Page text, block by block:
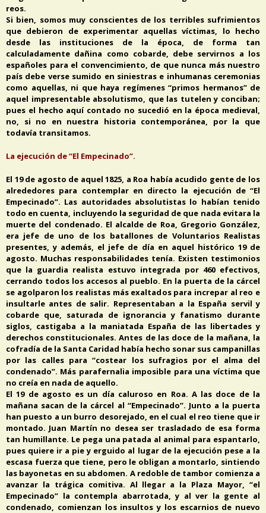
reos.
Si bien, somos muy conscientes de los terribles sufrimientos
que debieron de experimentar aquellas víctimas, lo hecho
desde las instituciones de la época, de forma tan
calculadamente dañina como cobarde, debe servirnos a los
españoles para el convencimiento, de que nunca más nuestro
país debe verse sumido en siniestras e inhumanas ceremonias
como aquellas, ni que haya regímenes “primos hermanos” de
aquel impresentable absolutismo, que las tutelen y conciban;
pues el hecho aquí contado no sucedió en la época medieval,
no, si no en nuestra historia contemporánea, por la que
todavía transitamos.
La ejecución de “El Empecinado”.
El 19 de agosto de aquel 1825, a Roa había acudido gente de los
alrededores para contemplar en directo la ejecución de “El
Empecinado”. Las autoridades absolutistas lo habían tenido
todo en cuenta, incluyendo la seguridad de que nada evitara la
muerte del condenado. El alcalde de Roa, Gregorio González,
era jefe de uno de los batallones de Voluntarios Realistas
presentes, y además, el jefe de día en aquel histórico 19 de
agosto. Muchas responsabilidades tenía. Existen testimonios
que la guardia realista estuvo integrada por 460 efectivos,
cerrando todos los accesos al pueblo. En la puerta de la cárcel
se agolparon los realistas más exaltados para increpar al reo e
insultarle antes de salir. Representaban a la España servil y
cobarde que, saturada de ignorancia y fanatismo durante
siglos, castigaba a la maniatada España de las libertades y
derechos constitucionales. Antes de las doce de la mañana, la
cofradía de la Santa Caridad había hecho sonar sus campanillas
por las calles para “costear los sufragios por el alma del
condenado”. Más parafernalia imposible para una víctima que
no creía en nada de aquello.
El 19 de agosto es un día caluroso en Roa. A las doce de la
mañana sacan de la cárcel al “Empecinado”. Junto a la puerta
han puesto a un burro desorejado, en el cual el reo tiene que ir
montado. Juan Martín no desea ser trasladado de esa forma
tan humillante. Le pega una patada al animal para espantarlo,
pues quiere ir a pie y erguido al lugar de la ejecución pese a la
escasa fuerza que tiene, pero le obligan a montarlo, sintiendo
las bayonetas en su abdomen. A redoble de tambor comienza a
avanzar la trágica comitiva. Al llegar a la Plaza Mayor, “el
Empecinado” la contempla abarrotada, y al ver la gente al
condenado, comienzan los insultos y los escarnios de nuevo